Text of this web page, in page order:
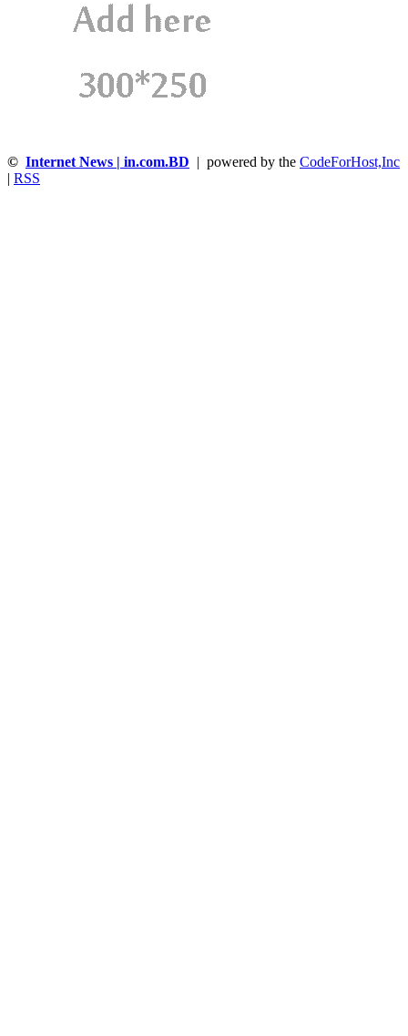
© Internet News | in.com.BD | powered by the CodeForHost,Inc
| RSS